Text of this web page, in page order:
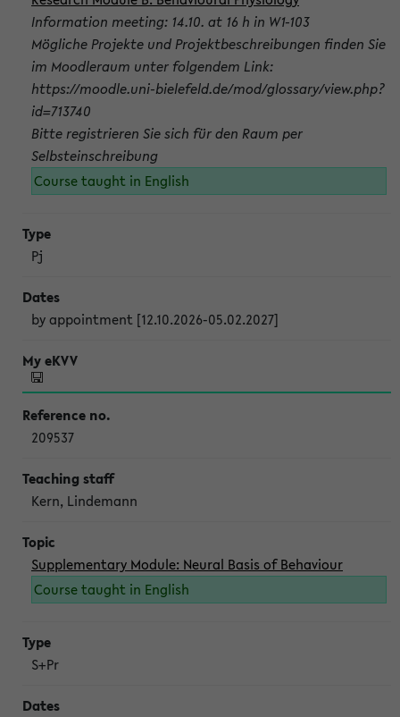
Information meeting: 14.10. at 16 h in W1-103
Mögliche Projekte und Projektbeschreibungen finden Sie
im Moodleraum unter folgendem Link:
https://moodle.uni-bielefeld.de/mod/glossary/view.php?
id=713740
Bitte registrieren Sie sich für den Raum per
Selbsteinschreibung
Course taught in English
Pj
by appointment [12.10.2026-05.02.2027]
209537
Kern, Lindemann
Supplementary Module: Neural Basis of Behaviour
Course taught in English
S+Pr